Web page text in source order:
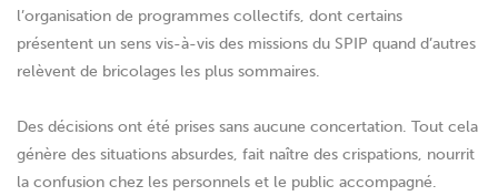
l’organisation de programmes collectifs, dont certains
présentent un sens vis-à-vis des missions du SPIP quand d’autres
relèvent de bricolages les plus sommaires.
Des décisions ont été prises sans aucune concertation. Tout cela
génère des situations absurdes, fait naître des crispations, nourrit
la confusion chez les personnels et le public accompagné.